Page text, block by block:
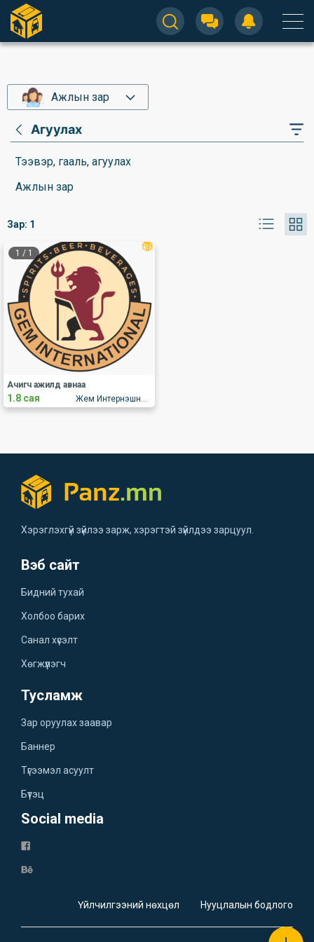
Ажлын зар
Агуулах
Тээвэр, гааль, агуулах
Ажлын зар
Зар: 1
1 / 1
Жем Интернэшнл ХХК
Ачигч ажилд авнаа
1.8 сая
Хэрэглэхгүй зүйлээ зарж, хэрэгтэй зүйлдээ зарцуул.
Вэб сайт
Бидний тухай
Холбоо барих
Санал хүсэлт
Хөгжүүлэгч
Тусламж
Зар оруулах заавар
Баннер
Түгээмэл асуулт
Бүтэц
Social media
Үйлчилгээний нөхцөл Нууцлалын бодлого